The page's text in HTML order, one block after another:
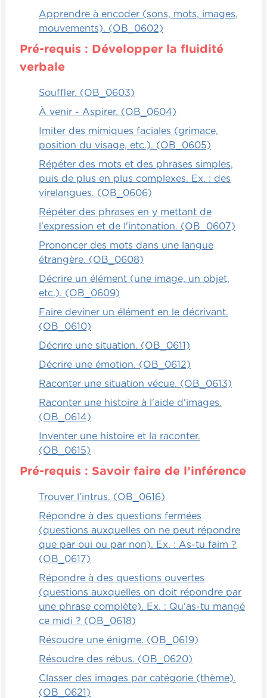
Apprendre à encoder (sons, mots, images,
mouvements). (OB_0602)
Pré-requis : Développer la fluidité
verbale
Souffler. (OB_0603)
À venir - Aspirer. (OB_0604)
Imiter des mimiques faciales (grimace,
position du visage, etc.). (OB_0605)
Répéter des mots et des phrases simples,
puis de plus en plus complexes. Ex. : des
virelangues. (OB_0606)
Répéter des phrases en y mettant de
l'expression et de l'intonation. (OB_0607)
Prononcer des mots dans une langue
étrangère. (OB_0608)
Décrire un élément (une image, un objet,
etc.). (OB_0609)
Faire deviner un élément en le décrivant.
(OB_0610)
Décrire une situation. (OB_0611)
Décrire une émotion. (OB_0612)
Raconter une situation vécue. (OB_0613)
Raconter une histoire à l'aide d'images.
(OB_0614)
Inventer une histoire et la raconter.
(OB_0615)
Pré-requis : Savoir faire de l’inférence
Trouver l'intrus. (OB_0616)
Répondre à des questions fermées
(questions auxquelles on ne peut répondre
que par oui ou par non). Ex. : As-tu faim ?
(OB_0617)
Répondre à des questions ouvertes
(questions auxquelles on doit répondre par
une phrase complète). Ex. : Qu'as-tu mangé
ce midi ? (OB_0618)
Résoudre une énigme. (OB_0619)
Résoudre des rébus. (OB_0620)
Classer des images par catégorie (thème).
(OB_0621)